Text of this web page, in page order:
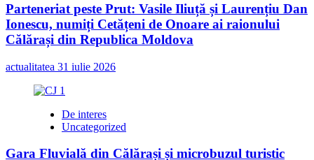
Parteneriat peste Prut: Vasile Iliuță și Laurențiu Dan
Ionescu, numiți Cetățeni de Onoare ai raionului
Călărași din Republica Moldova
actualitatea 31 iulie 2026
De interes
Uncategorized
Gara Fluvială din Călărași și microbuzul turistic